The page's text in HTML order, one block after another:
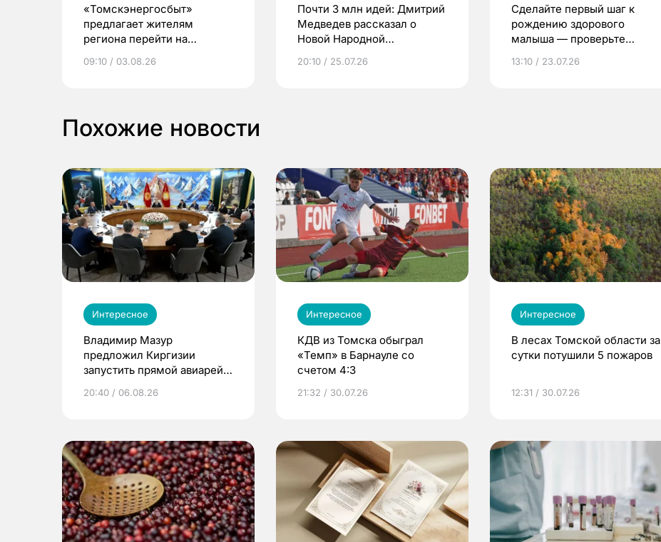
«Томскэнергосбыт»
предлагает жителям
региона перейти на
выиграть призы
09:10 / 03.08.26
Почти 3 млн идей: Дмитрий
Медведев рассказал о
Новой Народной
20:10 / 25.07.26
Сделайте первый шаг к
рождению здорового
малыша — проверьте
по ОМС!
13:10 / 23.07.26
Похожие новости
Интересное
Владимир Мазур
предложил Киргизии
запустить прямой авиарейс
20:40 / 06.08.26
Интересное
КДВ из Томска обыграл
«Темп» в Барнауле со
счетом 4:3
21:32 / 30.07.26
Интересное
В лесах Томской области за
сутки потушили 5 пожаров
12:31 / 30.07.26